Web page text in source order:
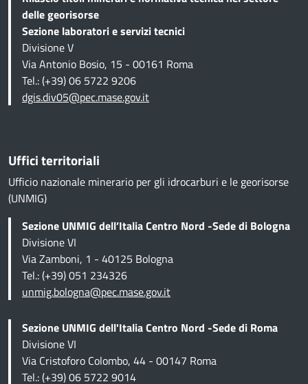
delle georisorse
Sezione laboratori e servizi tecnici
Divisione V
Via Antonio Bosio, 15 - 00161 Roma
Tel.: (+39) 06 5722 9206
dgis.div05@pec.mase.gov.it
Uffici territoriali
Ufficio nazionale minerario per gli idrocarburi e le georisorse
(UNMIG)
Sezione UNMIG dell’Italia Centro Nord -Sede di Bologna
Divisione VI
Via Zamboni, 1 - 40125 Bologna
Tel.: (+39) 051 234326
unmig.bologna@pec.mase.gov.it
Sezione UNMIG dell'Italia Centro Nord -Sede di Roma
Divisione VI
Via Cristoforo Colombo, 44 - 00147 Roma
Tel.: (+39) 06 5722 9014